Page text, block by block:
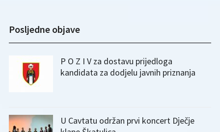
Posljedne objave
P O Z I V za dostavu prijedloga
kandidata za dodjelu javnih priznanja
U Cavtatu održan prvi koncert Dječje